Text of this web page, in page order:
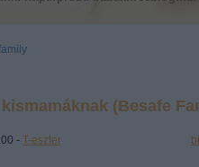
(Besafe
- T-eszter